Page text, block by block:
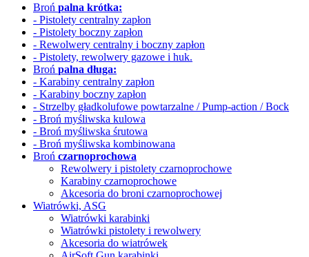
Broń palna krótka:
- Pistolety centralny zapłon
- Pistolety boczny zapłon
- Rewolwery centralny i boczny zapłon
- Pistolety, rewolwery gazowe i huk.
Broń palna długa:
- Karabiny centralny zapłon
- Karabiny boczny zapłon
- Strzelby gładkolufowe powtarzalne / Pump-action / Bock
- Broń myśliwska kulowa
- Broń myśliwska śrutowa
- Broń myśliwska kombinowana
Broń czarnoprochowa
Rewolwery i pistolety czarnoprochowe
Karabiny czarnoprochowe
Akcesoria do broni czarnoprochowej
Wiatrówki, ASG
Wiatrówki karabinki
Wiatrówki pistolety i rewolwery
Akcesoria do wiatrówek